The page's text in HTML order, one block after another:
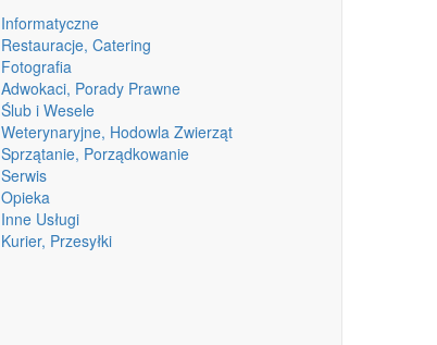
Informatyczne
Restauracje, Catering
Fotografia
Adwokaci, Porady Prawne
Ślub i Wesele
Weterynaryjne, Hodowla Zwierząt
Sprzątanie, Porządkowanie
Serwis
Opieka
Inne Usługi
Kurier, Przesyłki